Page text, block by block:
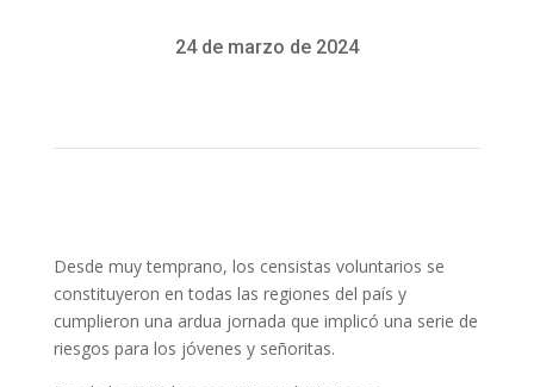
24 de marzo de 2024
Desde muy temprano, los censistas voluntarios se
constituyeron en todas las regiones del país y
cumplieron una ardua jornada que implicó una serie de
riesgos para los jóvenes y señoritas.